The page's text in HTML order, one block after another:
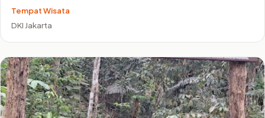
Tempat Wisata
DKI Jakarta